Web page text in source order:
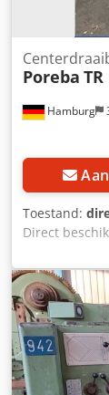
Hamburg
Poreba TR
Toestand:
Direct
Type TR 115
Draailengte
punten 5000
Multifix
Diverse
15.000,- excl.